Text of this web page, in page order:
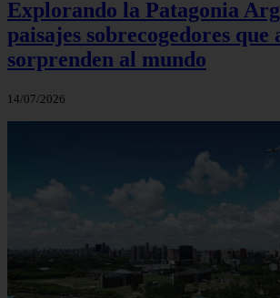
Explorando la Patagonia
paisajes sobrecogedores que
sorprenden al mundo
14/07/2026